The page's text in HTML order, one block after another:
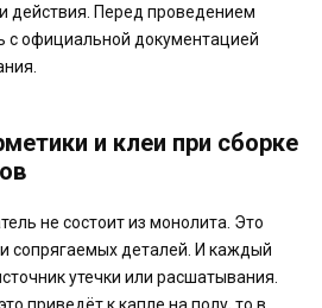
действия. Перед проведением
с официальной документацией
и клеи при сборке
не состоит из монолита. Это
сопрягаемых деталей. И каждый
утечки или расшатывания.